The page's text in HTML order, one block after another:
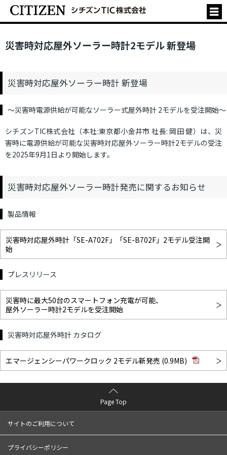
災害時対応屋外ソーラー時計2モデル 新登場
災害時対応屋外ソーラー時計 新登場
～災害時電源供給が可能なソーラー式屋外時計 2モデルを受注開始～
シチズンTIC株式会社（本社:東京都小金井市 社長: 岡田 健）は、災
害時に電源供給が可能な災害時対応屋外ソーラー時計2モデルの受注
を2025年9月1日より開始します。
災害時対応屋外ソーラー時計発売に関するお知らせ
製品情報
災害時対応屋外時計「SE-A702F」「SE-B702F」2モデル受注開
始
プレスリリース
災害時に最大50台のスマートフォン充電が可能、
屋外ソーラー時計2モデルを受注開始
災害時対応屋外時計 カタログ
エマージェンシーパワークロック 2モデル新発売 (0.9MB)
Page Top
サイトのご利用について
プライバシーポリシー